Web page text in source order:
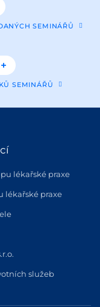
SEMINÁŘŮ
SEMINÁŘŮ
lékařské praxe
lékařské praxe
služeb